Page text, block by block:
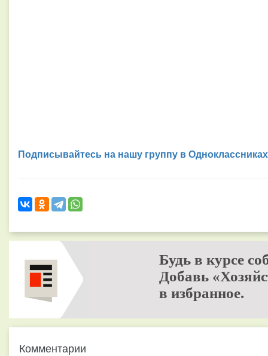
Подписывайтесь на нашу группу в Одноклассниках
Будь в курсе
Добавь
в избранное.
Комментарии